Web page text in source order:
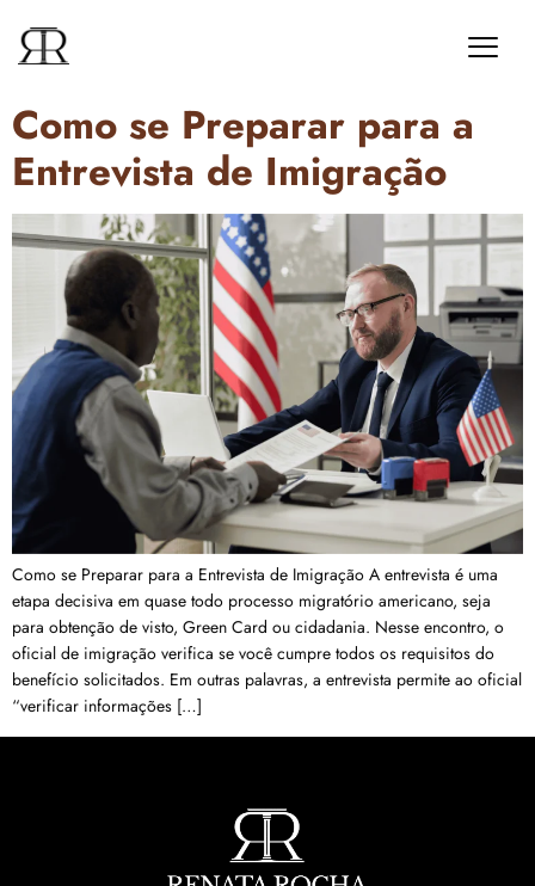
Como se Preparar para a
Entrevista de Imigração​
Como se Preparar para a Entrevista de Imigração​ A entrevista é uma
etapa decisiva em quase todo processo migratório americano, seja
para obtenção de visto, Green Card ou cidadania. Nesse encontro, o
oficial de imigração verifica se você cumpre todos os requisitos do
benefício solicitados. Em outras palavras, a entrevista permite ao oficial
“verificar informações […]